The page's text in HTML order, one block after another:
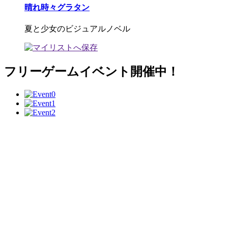
晴れ時々グラタン
夏と少女のビジュアルノベル
フリーゲームイベント開催中！